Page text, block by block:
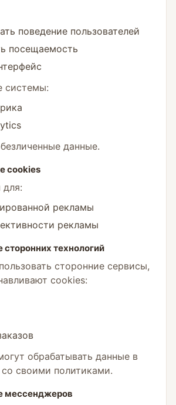
поведение пользователей
посещаемость
системы:
данные.
cookies
для:
рекламы
рекламы
сторонних технологий
сторонние сервисы,
cookies:
обрабатывать данные в
своими политиками.
мессенджеров